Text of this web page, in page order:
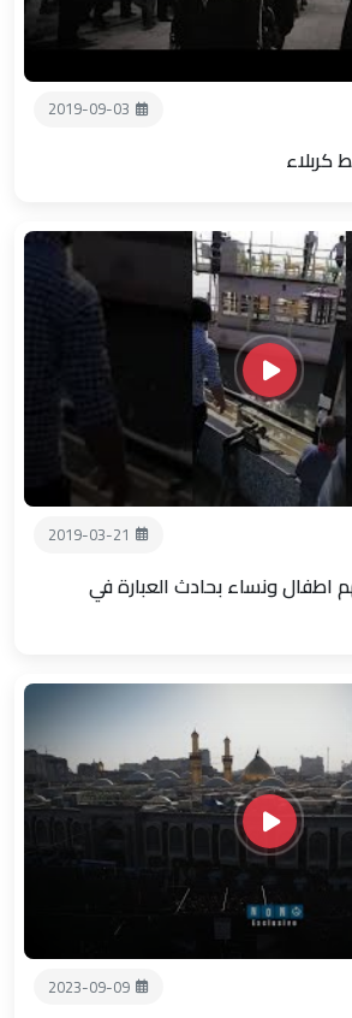
2019-09-03
2019-03-21
بينهم اطفال ونساء بحادث العبارة في
2023-09-09